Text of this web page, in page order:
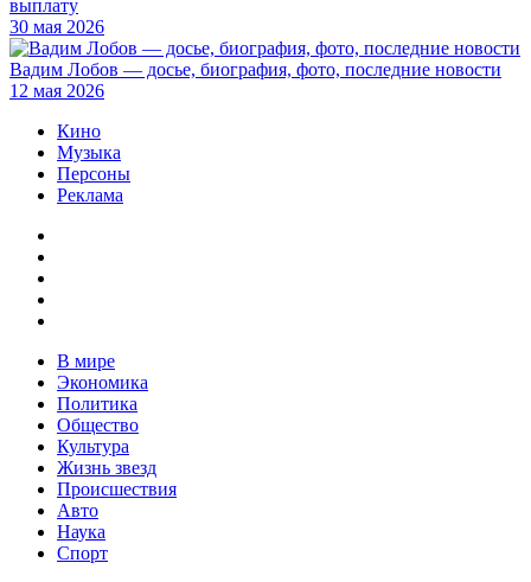
выплату
30 мая 2026
Вадим Лобов — досье, биография, фото, последние новости
12 мая 2026
Кино
Музыка
Персоны
Реклама
В мире
Экономика
Политика
Общество
Культура
Жизнь звезд
Происшествия
Авто
Наука
Спорт